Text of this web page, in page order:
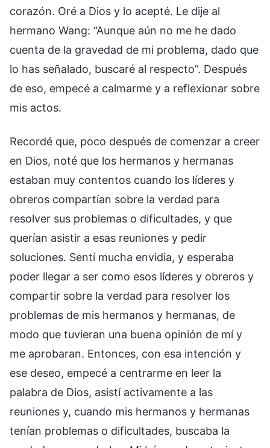
corazón. Oré a Dios y lo acepté. Le dije al
hermano Wang: “Aunque aún no me he dado
cuenta de la gravedad de mi problema, dado que
lo has señalado, buscaré al respecto”. Después
de eso, empecé a calmarme y a reflexionar sobre
mis actos.
Recordé que, poco después de comenzar a creer
en Dios, noté que los hermanos y hermanas
estaban muy contentos cuando los líderes y
obreros compartían sobre la verdad para
resolver sus problemas o dificultades, y que
querían asistir a esas reuniones y pedir
soluciones. Sentí mucha envidia, y esperaba
poder llegar a ser como esos líderes y obreros y
compartir sobre la verdad para resolver los
problemas de mis hermanos y hermanas, de
modo que tuvieran una buena opinión de mí y
me aprobaran. Entonces, con esa intención y
ese deseo, empecé a centrarme en leer la
palabra de Dios, asistí activamente a las
reuniones y, cuando mis hermanos y hermanas
tenían problemas o dificultades, buscaba la